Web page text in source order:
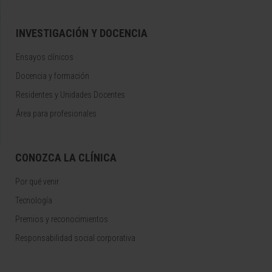
INVESTIGACIÓN Y DOCENCIA
Ensayos clínicos
Docencia y formación
Residentes y Unidades Docentes
Área para profesionales
CONOZCA LA CLÍNICA
Por qué venir
Tecnología
Premios y reconocimientos
Responsabilidad social corporativa